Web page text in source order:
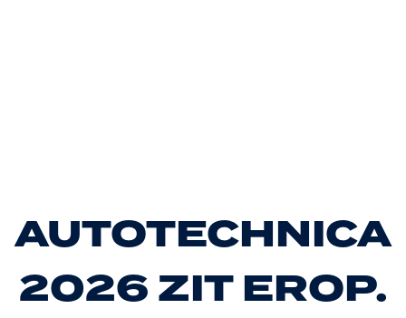
AUTOTECHNICA
2026 ZIT EROP.